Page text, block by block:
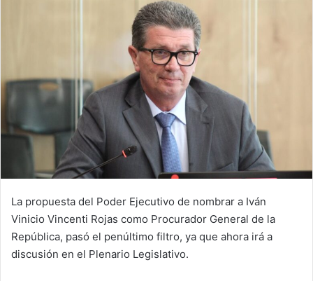
La propuesta del Poder Ejecutivo de nombrar a Iván
Vinicio Vincenti Rojas como Procurador General de la
República, pasó el penúltimo filtro, ya que ahora irá a
discusión en el Plenario Legislativo.